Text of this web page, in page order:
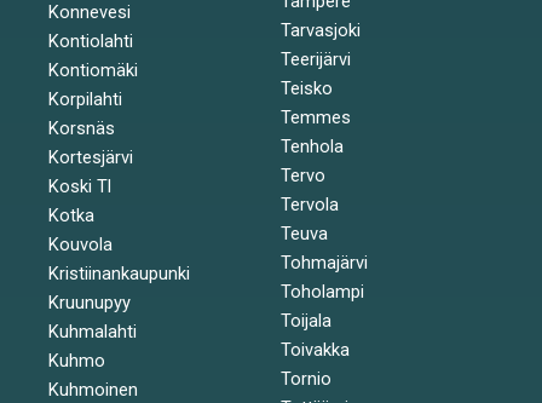
Konnevesi
Kontiolahti
Kontiomäki
Korpilahti
Korsnäs
Kortesjärvi
Koski Tl
Kotka
Kouvola
Kristiinankaupunki
Kruunupyy
Kuhmalahti
Kuhmo
Kuhmoinen
Tarvasjoki
Teerijärvi
Teisko
Temmes
Tenhola
Tervo
Tervola
Teuva
Tohmajärvi
Toholampi
Toijala
Toivakka
Tornio